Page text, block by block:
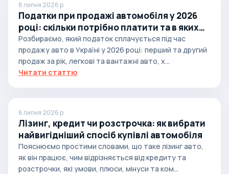
8 липня 2026 р.
Податки при продажі автомобіля у 2026
році: скільки потрібно платити та в яких
випадках
Розбираємо, який податок сплачується під час
продажу авто в Україні у 2026 році: перший та другий
продаж за рік, легкові та вантажні авто, х...
Читати статтю
6 липня 2026 р.
Лізинг, кредит чи розстрочка: як вибрати
найвигідніший спосіб купівлі автомобіля
Пояснюємо простими словами, що таке лізинг авто,
як він працює, чим відрізняється від кредиту та
розстрочки, які умови, плюси, мінуси та ком...